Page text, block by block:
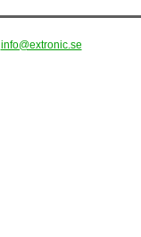
info@extronic.se